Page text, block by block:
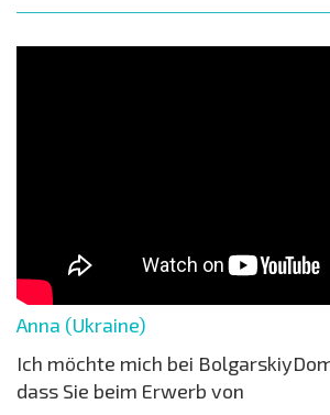
Anna (Ukraine)
Ich möchte mich bei
dass Sie beim Erwerb von